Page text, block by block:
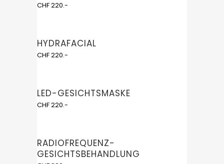
CHF 220.-
HYDRAFACIAL
CHF 220.-
LED-GESICHTSMASKE
CHF 220.-
RADIOFREQUENZ-
GESICHTSBEHANDLUNG